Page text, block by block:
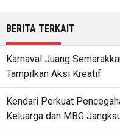
BERITA TERKAIT
Karnaval Juang
Tampilkan Aksi Kreatif
Kendari Perkuat
Keluarga dan MBG